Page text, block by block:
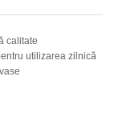
calitate
utilizarea zilnică